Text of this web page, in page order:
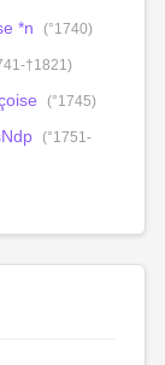
*n
(°1740)
†1821)
(°1745)
(°1751-